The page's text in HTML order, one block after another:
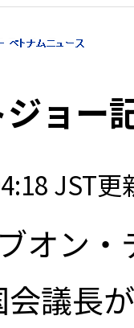
ョー
JST更
オン・
議長